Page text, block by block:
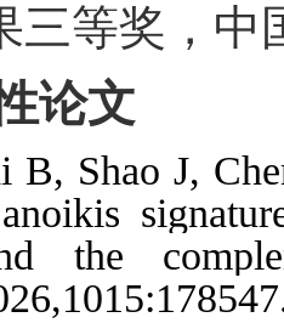
三等奖，中
论文
B, Shao J,
the
,